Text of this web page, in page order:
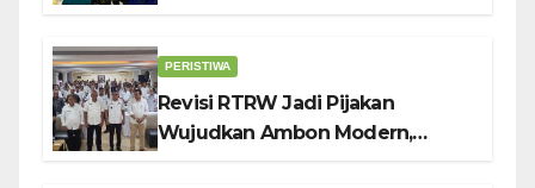
PERISTIWA
Revisi RTRW Jadi Pijakan
Wujudkan Ambon Modern,